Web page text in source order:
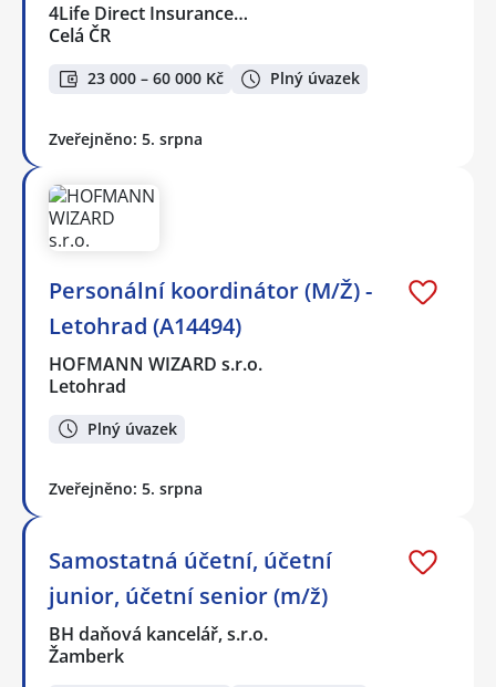
4Life Direct Insurance…
Celá ČR
23 000 – 60 000 Kč Plný úvazek
Zveřejněno: 5. srpna
Personální koordinátor (M/Ž) -
Letohrad (A14494)
HOFMANN WIZARD s.r.o.
Letohrad
Plný úvazek
Zveřejněno: 5. srpna
Samostatná účetní, účetní
junior, účetní senior (m/ž)
BH daňová kancelář, s.r.o.
Žamberk